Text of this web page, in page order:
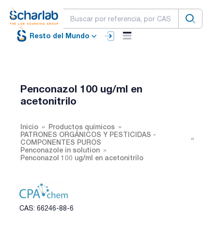
Resto del Mundo
Penconazol 100 ug/ml en
acetonitrilo
Inicio
Productos químicos
PATRONES ORGÁNICOS Y PESTICIDAS -
COMPONENTES PUROS
Penconazole in solution
Penconazol 100 ug/ml en acetonitrilo
CAS: 66246-88-6